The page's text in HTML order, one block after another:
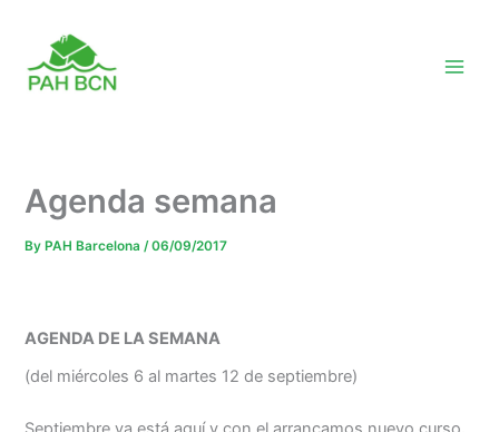
content
Agenda semana
By PAH Barcelona/06/09/2017
AGENDA DE LA SEMANA
(del miércoles 6 al martes 12 de septiembre)